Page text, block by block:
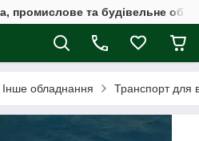
промислове та будівельне
Інше обладнання Транспорт для